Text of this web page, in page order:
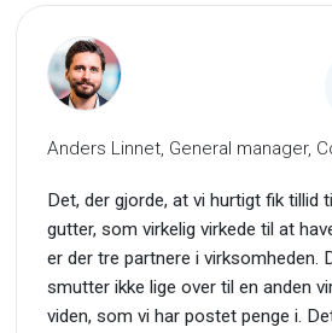
Anders Linnet, General manager,
Det, der gjorde, at vi hurtigt fik tillid
gutter, som virkelig virkede til at
er der tre partnere i virksomheden.
smutter ikke lige over til en anden
viden, som vi har postet penge i.